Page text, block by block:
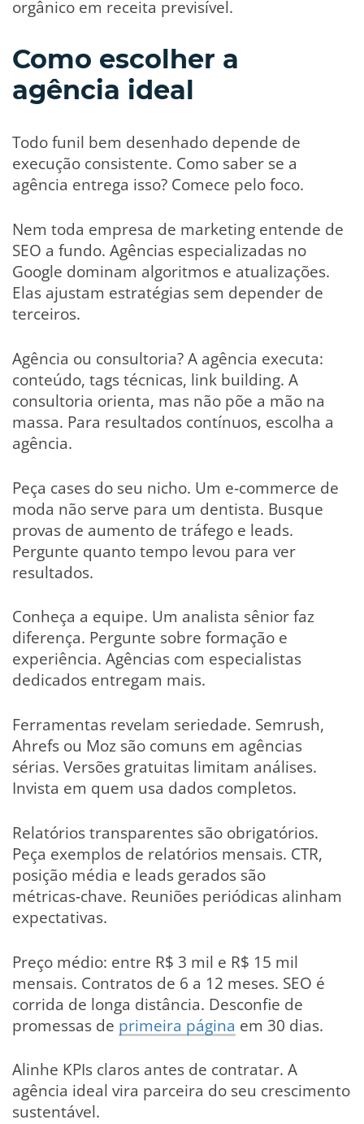
orgânico em receita previsível.
Como escolher a
agência ideal
Todo funil bem desenhado depende de
execução consistente. Como saber se a
agência entrega isso? Comece pelo foco.
Nem toda empresa de marketing entende de
SEO a fundo. Agências especializadas no
Google dominam algoritmos e atualizações.
Elas ajustam estratégias sem depender de
terceiros.
Agência ou consultoria? A agência executa:
conteúdo, tags técnicas, link building. A
consultoria orienta, mas não põe a mão na
massa. Para resultados contínuos, escolha a
agência.
Peça cases do seu nicho. Um e‑commerce de
moda não serve para um dentista. Busque
provas de aumento de tráfego e leads.
Pergunte quanto tempo levou para ver
resultados.
Conheça a equipe. Um analista sênior faz
diferença. Pergunte sobre formação e
experiência. Agências com especialistas
dedicados entregam mais.
Ferramentas revelam seriedade. Semrush,
Ahrefs ou Moz são comuns em agências
sérias. Versões gratuitas limitam análises.
Invista em quem usa dados completos.
Relatórios transparentes são obrigatórios.
Peça exemplos de relatórios mensais. CTR,
posição média e leads gerados são
métricas‑chave. Reuniões periódicas alinham
expectativas.
Preço médio: entre R$ 3 mil e R$ 15 mil
mensais. Contratos de 6 a 12 meses. SEO é
corrida de longa distância. Desconfie de
promessas de primeira página em 30 dias.
Alinhe KPIs claros antes de contratar. A
agência ideal vira parceira do seu crescimento
sustentável.